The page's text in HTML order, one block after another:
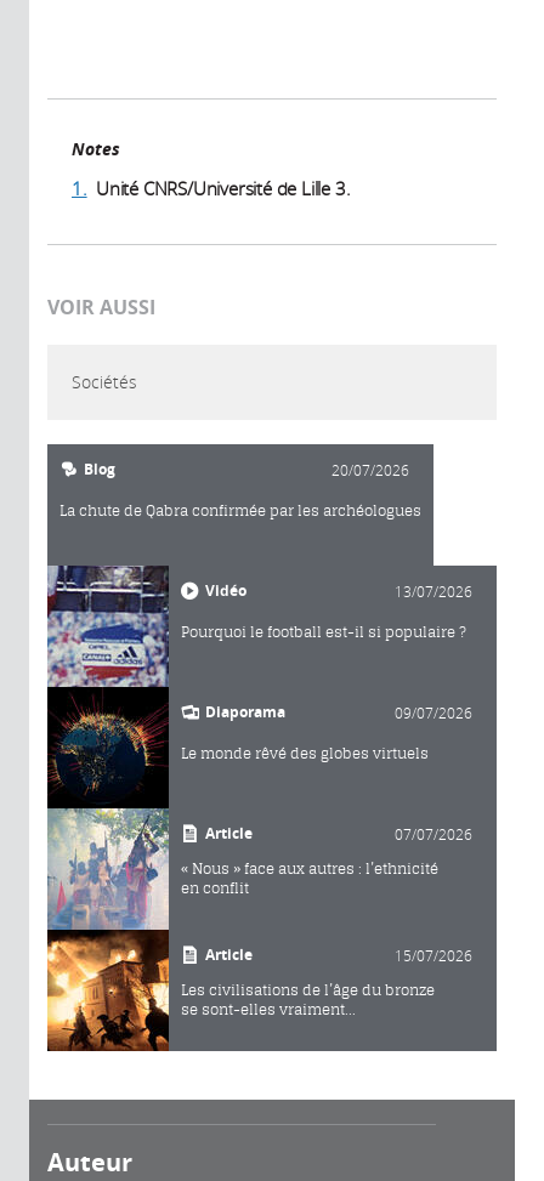
Notes
1. Unité CNRS/Université de Lille 3.
VOIR AUSSI
Sociétés
Blog 20/07/2026
La chute de Qabra confirmée par les archéologues
Vidéo 13/07/2026
Pourquoi le football est-il si populaire ?
Diaporama 09/07/2026
Le monde rêvé des globes virtuels
Article 07/07/2026
« Nous » face aux autres : l’ethnicité
en conflit
Article 15/07/2026
Les civilisations de l’âge du bronze
se sont-elles vraiment...
Auteur